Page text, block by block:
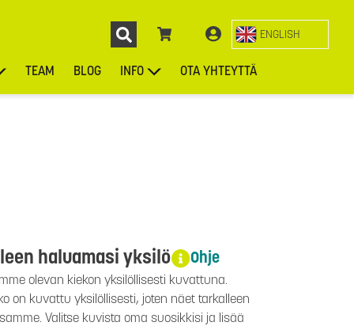
ENGLISH
TEAM BLOG INFO OTA YHTEYTTÄ
haluamasi yksilö Ohje
olevan kiekon yksilöllisesti kuvattuna.
on kuvattu yksilöllisesti, joten näet tarkalleen
Valitse kuvista oma suosikkisi ja lisää